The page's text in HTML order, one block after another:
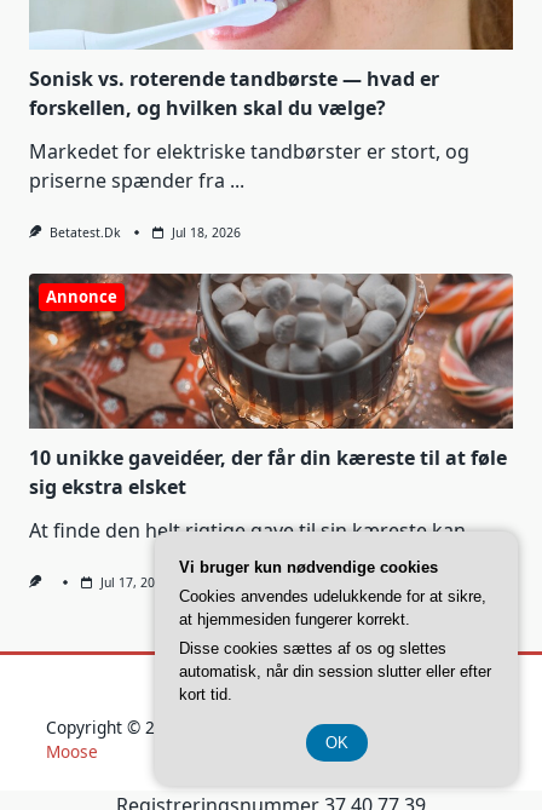
Sonisk vs. roterende tandbørste — hvad er
forskellen, og hvilken skal du vælge?
Markedet for elektriske tandbørster er stort, og
priserne spænder fra ...
Betatest.dk Jul 18, 2026
Annonce
10 unikke gaveidéer, der får din kæreste til at føle
sig ekstra elsket
At finde den helt rigtige gave til sin kæreste kan...
Jul 17, 2026
Copyright © 2026 Yuki Blogger ThemeDesigned By
Moose
Vi bruger kun nødvendige cookies
Cookies anvendes udelukkende for at sikre,
at hjemmesiden fungerer korrekt.
Disse cookies sættes af os og slettes
automatisk, når din session slutter eller efter
kort tid.
OK